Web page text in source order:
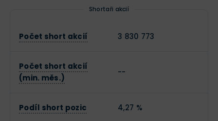
Shortaři akcií
Počet short akcií 3 830 773
Počet short akcií
(min. měs.)
--
Podíl short pozic 4,27 %